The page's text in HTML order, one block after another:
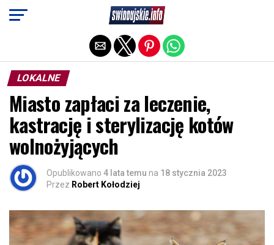
LOKALNE
Miasto zapłaci za leczenie,
kastrację i sterylizację kotów
wolnożyjących
Opublikowano 4 lata temu na 18 stycznia 2023
Przez Robert Kołodziej
Exit mobile version